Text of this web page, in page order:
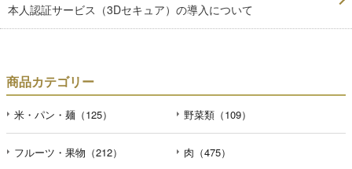
本人認証サービス（3Dセキュア）の導入について
商品カテゴリー
米・パン・麺（125） 野菜類（109）
フルーツ・果物（212） 肉（475）